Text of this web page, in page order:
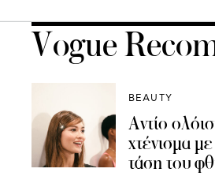
Vogue
BEAUTY
Αντίο
χτένισμα
τάση του